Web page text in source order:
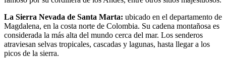
La Sierra Nevada de Santa Marta: ubicado en el departamento de
Magdalena, en la costa norte de Colombia. Su cadena montañosa es
considerada la más alta del mundo cerca del mar. Los senderos
atraviesan selvas tropicales, cascadas y lagunas, hasta llegar a los
picos de la sierra.